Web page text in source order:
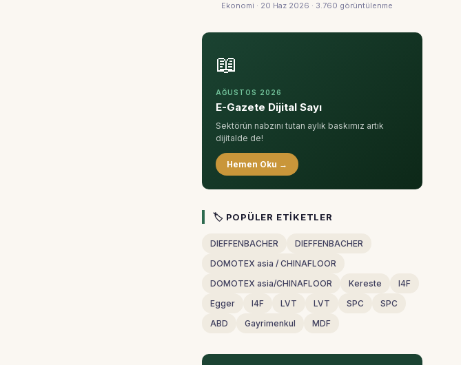
Ekonomi · 20 Haz 2026 · 3.760 görüntülenme
📖
AĞUSTOS 2026
E-Gazete Dijital Sayı
Sektörün nabzını tutan aylık baskımız artık
dijitalde de!
Hemen Oku →
🏷 POPÜLER ETIKETLER
DIEFFENBACHER
DIEFFENBACHER
DOMOTEX asia / CHINAFLOOR
DOMOTEX asia/CHINAFLOOR
Kereste
I4F
Egger
I4F LVT LVT SPC
SPC
ABD
Gayrimenkul MDF